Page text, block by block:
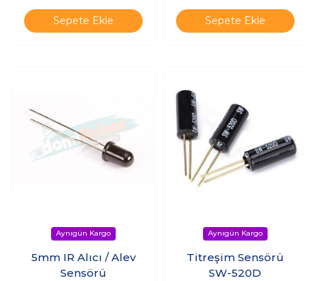
Sepete Ekle Sepete Ekle
5mm IR Alıcı / Alev
Sensörü
Titreşim Sensörü
SW-520D